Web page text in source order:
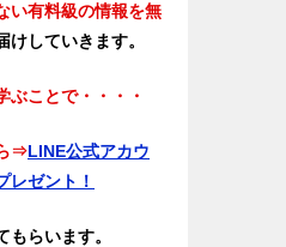
い有料級の情報を無
けしていきます。
ぶことで・・・・
⇒LINE公式アカウ
レゼント！
もらいます。